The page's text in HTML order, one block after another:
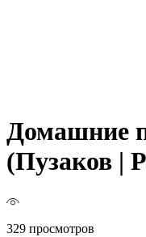
Домашние
(Пузаков |
329 просмотров